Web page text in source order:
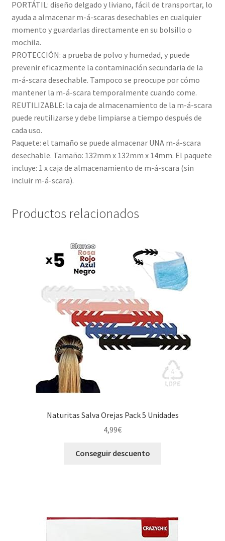
PORTÁTIL: diseño delgado y liviano, fácil de transportar, lo
ayuda a almacenar m-á-scaras desechables en cualquier
momento y guardarlas directamente en su bolsillo o
mochila.
PROTECCIÓN: a prueba de polvo y humedad, y puede
prevenir eficazmente la contaminación secundaria de la
m-á-scara desechable. Tampoco se preocupe por cómo
mantener la m-á-scara temporalmente cuando come.
REUTILIZABLE: la caja de almacenamiento de la m-á-scara
puede reutilizarse y debe limpiarse a tiempo después de
cada uso.
Paquete: el tamaño se puede almacenar UNA m-á-scara
desechable. Tamaño: 132mm x 132mm x 14mm. El paquete
incluye: 1 x caja de almacenamiento de m-á-scara (sin
incluir m-á-scara).
Productos relacionados
Naturitas Salva Orejas Pack 5 Unidades
4,99€
Conseguir descuento